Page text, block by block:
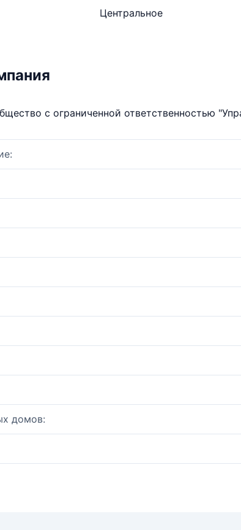
Центральное
с ограниченной ответственностью
домов: